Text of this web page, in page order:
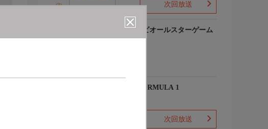
(3) 次回放送
マイナビオールスターゲーム
2026 FORMULA 1
次回放送